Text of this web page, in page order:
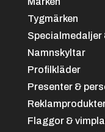
Tygmärken
Specialmedaljer
Namnskyltar
Profilkläder
Presenter &
Flaggor &